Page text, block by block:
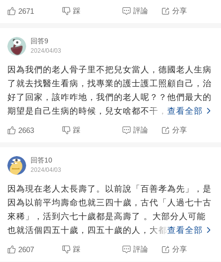
60的兩室一廳
2671 踩 評論 分享
回答9
2024/04/03
因為我們的老人骨子里不把兒女當人，德國老人生病
了就去找醫生看病，找專業的護士護工照顧自己，治
好了回家，該咋咋地，我們的老人呢？？他們最大的
期望是自己生病的時候，兒女啥都不干，為自己鞍前
馬后，一定要表現
查看全部
2663 踩 評論 分享
回答10
2024/04/03
因為現在老人太長壽了。以前說「百善孝為先」，是
因為以前平均壽命也就三四十歲，古代「人過七十古
來稀」，活到六七十歲都是高壽了 。大部分人可能
也就活個四五十歲，四五十歲的人，大都是能夠自理
的 ，病了也不會
查看全部
2607 踩 評論 分享